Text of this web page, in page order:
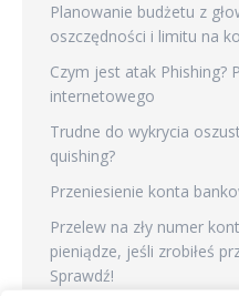
Planowanie budżetu z
oszczędności i limitu na
Czym jest atak Phishing?
internetowego
Trudne do wykrycia
quishing?
Przeniesienie konta
Przelew na zły numer
pieniądze, jeśli zrobiłeś
Sprawdź!